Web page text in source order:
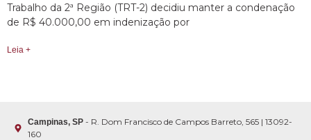
Trabalho da 2ª Região (TRT-2) decidiu manter a condenação
de R$ 40.000,00 em indenização por
Leia +
Campinas, SP - R. Dom Francisco de Campos Barreto, 565 | 13092-
160